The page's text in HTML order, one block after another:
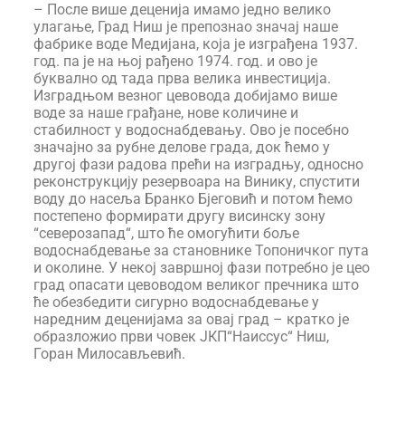
– После више деценија имамо једно велико
улагање, Град Ниш је препознао значај наше
фабрике воде Медијана, која је изграђена 1937.
год. па је на њој рађено 1974. год. и ово је
буквално од тада прва велика инвестиција.
Изградњом везног цевовода добијамо више
воде за наше грађане, нове количине и
стабилност у водоснабдевању. Ово је посебно
значајно за рубне делове града, док ћемо у
другој фази радова прећи на изградњу, односно
реконструкцију резервоара на Винику, спустити
воду до насеља Бранко Бјеговић и потом ћемо
постепено формирати другу висинску зону
“северозапад“, што ће омогућити боље
водоснабдевање за становнике Топоничког пута
и околине. У некој завршној фази потребно је цео
град опасати цевоводом великог пречника што
ће обезбедити сигурно водоснабдевање у
наредним деценијама за овај град – кратко је
образложио први човек ЈКП“Наиссус“ Ниш,
Горан Милосављевић.